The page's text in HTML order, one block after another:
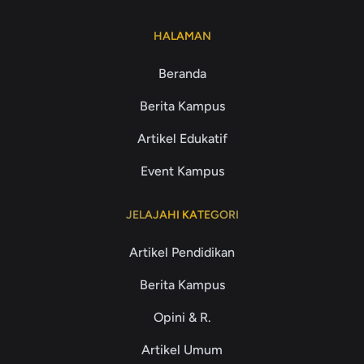
HALAMAN
Beranda
Berita Kampus
Artikel Edukatif
Event Kampus
JELAJAHI KATEGORI
Artikel Pendidikan
Berita Kampus
Opini & R.
Artikel Umum